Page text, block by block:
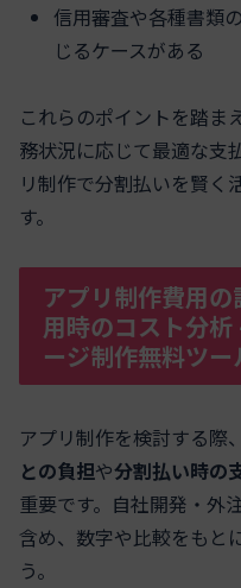
信用審査や各種書類
じるケースがある
これらのポイントを踏ま
務状況に応じて最適な支
リ制作で分割払いを賢く
す。
アプリ制作費用
用時のコスト分
ージ制作無料ツ
アプリ制作を検討する際
との負担や分割払い時の
重要です。自社開発・外
含め、数字や比較をもと
う。